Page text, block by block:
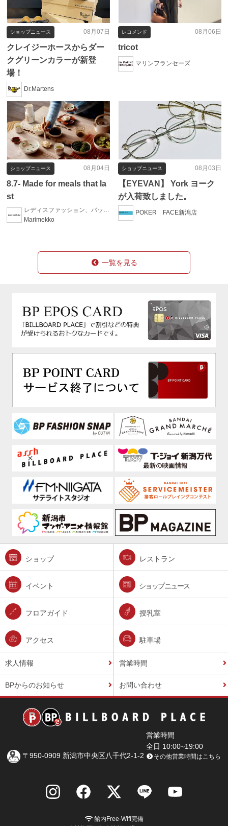
08月07日
ショップニュース
クレイジーホースからダー
クグリーンカラーが新登
場！
Dr.Martens
08月06日
レコメンド
tricot
マリンフランセーズ
08月04日
ショップニュース
8.7- Made for meals that la
st
Marimekko
08月03日
ショップニュース
【EYEVAN】 York ヨーク
が入荷致しました。
POKER FACE新潟店
一覧を見る
ショップ レストラン
イベント ショップニュース
フロアガイド 授乳室
アクセス 駐車場
求人情報 営業時間
BPからのお知らせ お問い合わせ
〒950-0909 新潟市中央区八千代2-1-2
営業時間
全日 10:00~19:00
その他営業時間はこちら
館内Free-Wifi完備